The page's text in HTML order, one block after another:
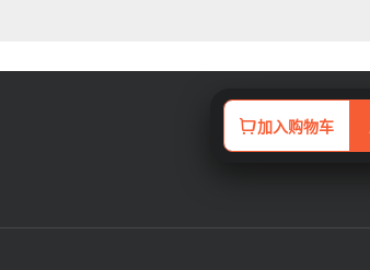
加入购物车